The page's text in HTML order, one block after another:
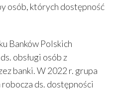
osób, których dostępność
Banków Polskich
obsługi osób z
banki. W 2022 r. grupa
robocza ds. dostępności